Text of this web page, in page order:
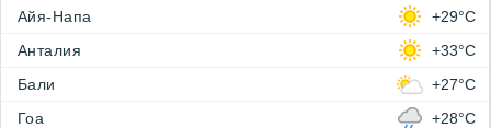
Айя-Напа
+29°C
Анталия
+33°C
Бали
+27°C
Гоа
+28°C